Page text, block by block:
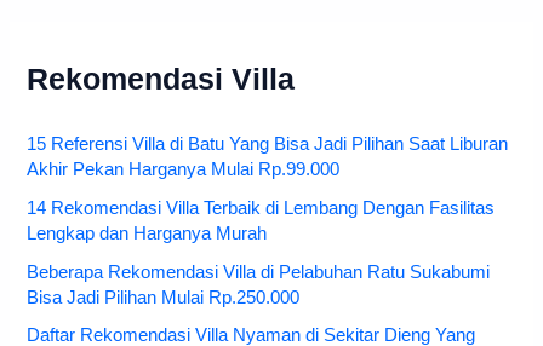
Rekomendasi Villa
15 Referensi Villa di Batu Yang Bisa Jadi Pilihan Saat Liburan
Akhir Pekan Harganya Mulai Rp.99.000
14 Rekomendasi Villa Terbaik di Lembang Dengan Fasilitas
Lengkap dan Harganya Murah
Beberapa Rekomendasi Villa di Pelabuhan Ratu Sukabumi
Bisa Jadi Pilihan Mulai Rp.250.000
Daftar Rekomendasi Villa Nyaman di Sekitar Dieng Yang